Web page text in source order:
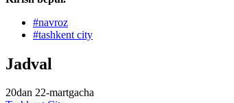
#navroz
#tashkent city
Jadval
20dan 22-martgacha